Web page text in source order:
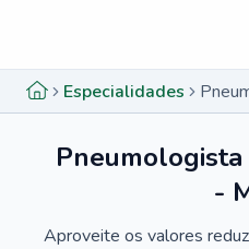
Especialidades
-
Aproveite os valores